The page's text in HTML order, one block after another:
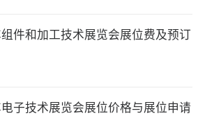
件和加工技术展览会展位费及预订
子技术展览会展位价格与展位申请